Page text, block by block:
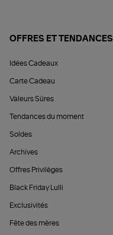
OFFRES ET TENDANCES
Idées Cadeaux
Carte Cadeau
Valeurs Sûres
Tendances du moment
Soldes
Archives
Offres Privilèges
Black Friday Lulli
Exclusivités
Fête des mères